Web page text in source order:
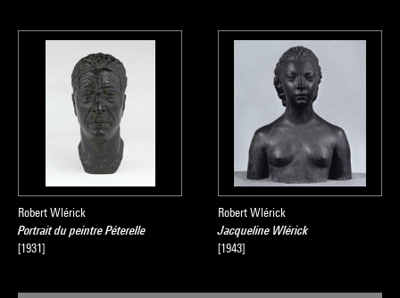
Robert Wlérick
Portrait du peintre Péterelle
[1931]
Robert Wlérick
Jacqueline Wlérick
[1943]